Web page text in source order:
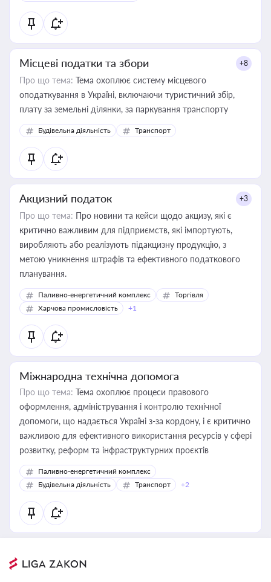
Місцеві податки та збори +8
Про що тема: Тема охоплює систему місцевого
оподаткування в Україні, включаючи туристичний збір,
плату за земельні ділянки, за паркування транспорту
Будівельна діяльність Транспорт
Акцизний податок +3
Про що тема: Про новини та кейси щодо акцизу, які є
критично важливим для підприємств, які імпортують,
виробляють або реалізують підакцизну продукцію, з
метою уникнення штрафів та ефективного податкового
планування.
Паливно-енергетичний комплекс
Торгівля
Харчова промисловість
+1
Міжнародна технічна допомога
Про що тема: Тема охоплює процеси правового
оформлення, адміністрування і контролю технічної
допомоги, що надається Україні з-за кордону, і є критично
важливою для ефективного використання ресурсів у сфері
розвитку, реформ та інфраструктурних проєктів
Паливно-енергетичний комплекс
Будівельна діяльність
Транспорт +2